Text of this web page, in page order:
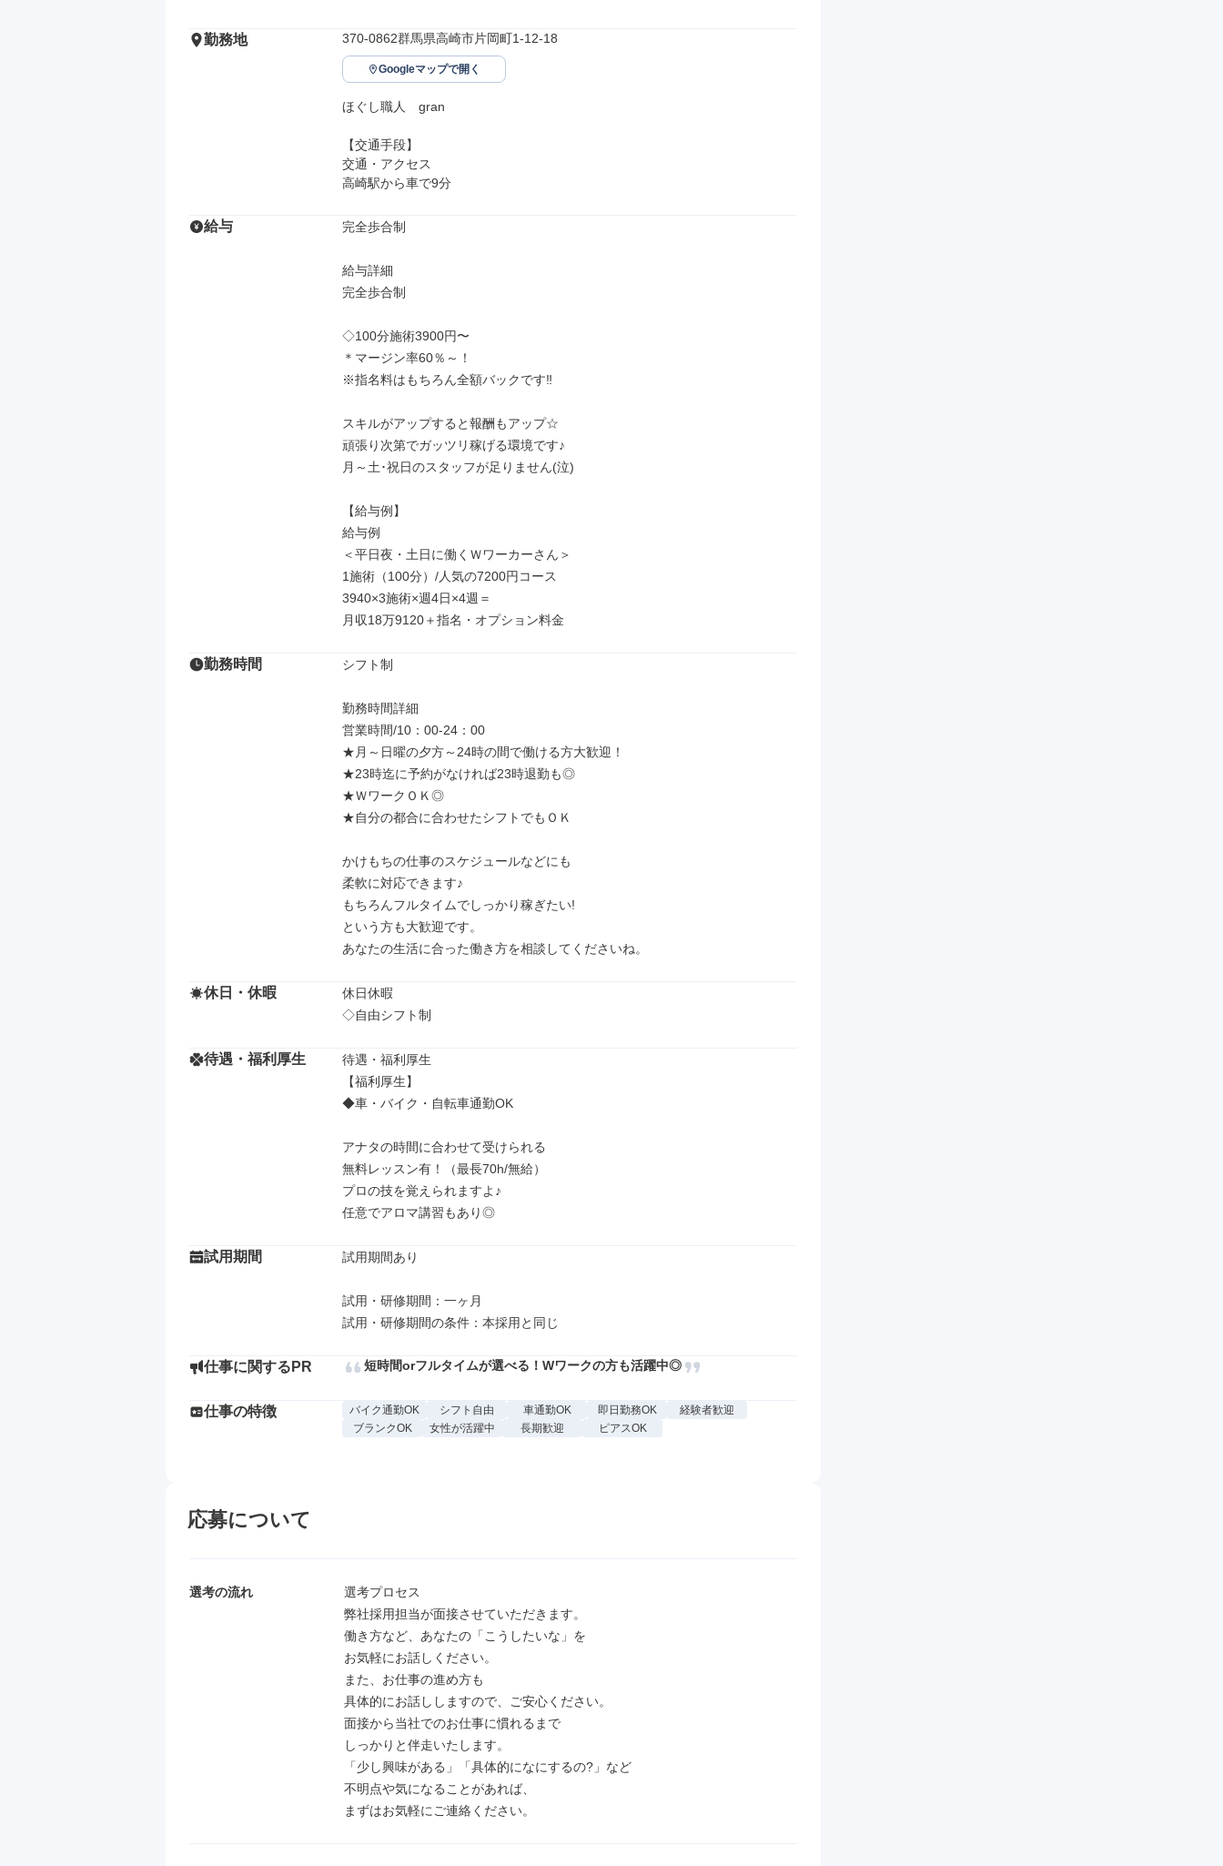
勤務地 370-0862群馬県高崎市片岡町1-12-18
Googleマップで開く
ほぐし職人　gran
【交通手段】
交通・アクセス
高崎駅から車で9分
給与 完全歩合制
給与詳細
完全歩合制
◇100分施術3900円〜
＊マージン率60％～！
※指名料はもちろん全額バックです‼
スキルがアップすると報酬もアップ☆
頑張り次第でガッツリ稼げる環境です♪
月～土･祝日のスタッフが足りません(泣)
【給与例】
給与例
＜平日夜・土日に働くＷワーカーさん＞
1施術（100分）/人気の7200円コース
3940×3施術×週4日×4週＝
月収18万9120＋指名・オプション料金
勤務時間 シフト制
勤務時間詳細
営業時間/10：00‐24：00
★月～日曜の夕方～24時の間で働ける方大歓迎！
★23時迄に予約がなければ23時退勤も◎
★ＷワークＯＫ◎
★自分の都合に合わせたシフトでもＯＫ
かけもちの仕事のスケジュールなどにも
柔軟に対応できます♪
もちろんフルタイムでしっかり稼ぎたい!
という方も大歓迎です。
あなたの生活に合った働き方を相談してくださいね。
休日・休暇
休日休暇
◇自由シフト制
待遇・福利厚生
待遇・福利厚生
【福利厚生】
◆車・バイク・自転車通勤OK
アナタの時間に合わせて受けられる
無料レッスン有！（最長70h/無給）
プロの技を覚えられますよ♪
任意でアロマ講習もあり◎
試用期間 試用期間あり
試用・研修期間：一ヶ月
仕事に関するPR 短時間orフルタイムが選べる！Wワークの方も活躍中◎
仕事の特徴 バイク通勤OK シフト自由 車通勤OK 即日勤務OK
経験者歓迎
ブランクOK
女性が活躍中 長期歓迎 ピアスOK
応募について
選考の流れ
選考プロセス
弊社採用担当が面接させていただきます。
働き方など、あなたの「こうしたいな」を
お気軽にお話しください。
また、お仕事の進め方も
具体的にお話ししますので、ご安心ください。
面接から当社でのお仕事に慣れるまで
しっかりと伴走いたします。
「少し興味がある」「具体的になにするの?」など
不明点や気になることがあれば、
まずはお気軽にご連絡ください。